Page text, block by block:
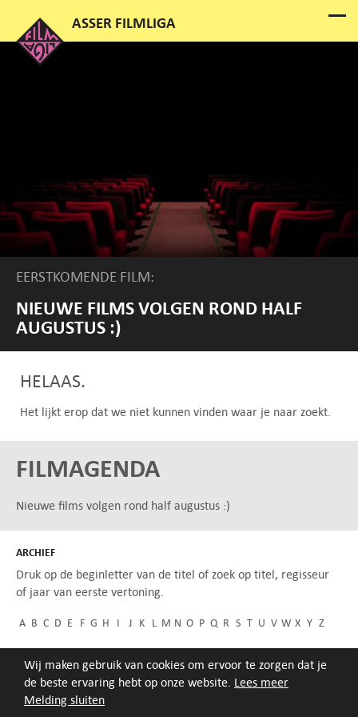
Melding sluiten
Wij maken gebruik van cookies om ervoor te zorgen dat je
de beste ervaring hebt op onze website. Lees meer
EERSTKOMENDE FILM:
NIEUWE FILMS VOLGEN ROND HALF
AUGUSTUS :)
HELAAS.
Het lijkt erop dat we niet kunnen vinden waar je naar zoekt.
FILMAGENDA
Nieuwe films volgen rond half augustus :)
ARCHIEF
Druk op de beginletter van de titel of zoek op titel, regisseur
of jaar van eerste vertoning.
A B C D E F G H I J K L M N O P Q R S T U V W X Y Z